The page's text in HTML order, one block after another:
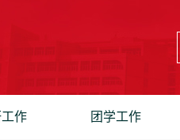
作 团学工作